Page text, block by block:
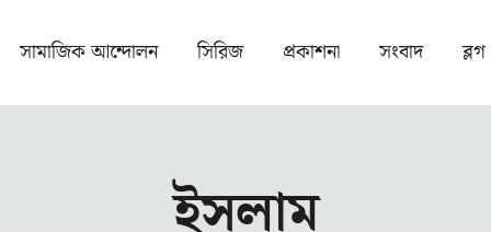
সামাজিক আন্দোলন সিরিজ প্রকাশনা সংবাদ ব্লগ
ইসলাম